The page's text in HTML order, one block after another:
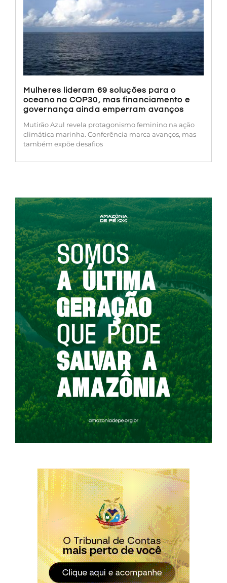
Mulheres lideram 69 soluções para o
oceano na COP30, mas financiamento e
governança ainda emperram avanços
Mutirão Azul revela protagonismo feminino na ação
climática marinha. Conferência marca avanços, mas
também expõe desafios